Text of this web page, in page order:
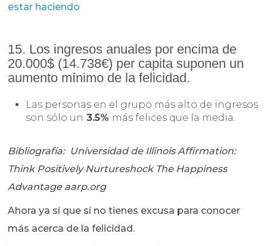
estar haciendo
15. Los ingresos anuales por encima de
20.000$ (14.738€) per capita suponen un
aumento mínimo de la felicidad.
Las personas en el grupo más alto de ingresos
son sólo un 3.5% más felices que la media.
Bibliografía: Universidad de Illinois Affirmation:
Think Positively Nurtureshock The Happiness
Advantage aarp.org
Ahora ya sí que sí no tienes excusa para conocer
más acerca de la felicidad.